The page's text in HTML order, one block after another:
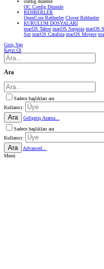
confıg düzenle
OC Config Düzenle
REHBERLER
OpenCore Rehberler Clover Rehberler
KURULUM DOSYALARI
macOS Tahoe macOS Sequoia macOS
Sur macOS Catalina macOS Mojave
Giriş Yap
Kayıt Ol
Ara
Sadece başlıkları ara
Kullanıcı:
Ara
Gelişmiş Arama...
Sadece başlıkları ara
Kullanıcı:
Ara
Advanced...
Menü